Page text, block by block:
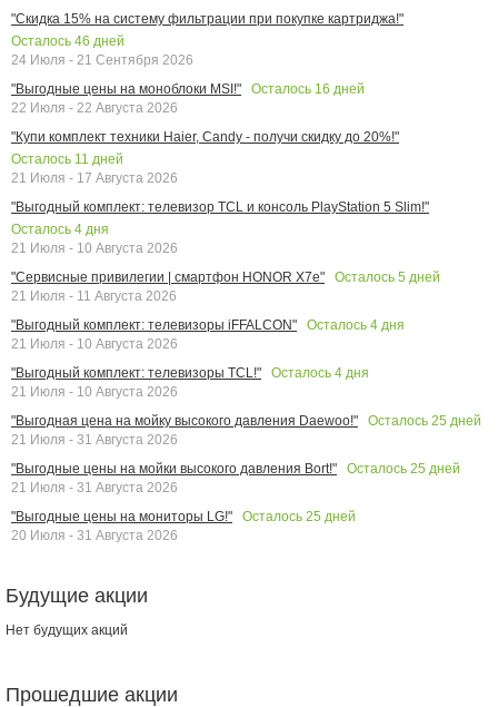
"Скидка 15% на систему фильтрации при покупке картриджа!"
Осталось 46 дней
24 Июля - 21 Сентября 2026
"Выгодные цены на моноблоки MSI!"
Осталось 16 дней
22 Июля - 22 Августа 2026
"Купи комплект техники Haier, Candy - получи скидку до 20%!"
Осталось 11 дней
21 Июля - 17 Августа 2026
"Выгодный комплект: телевизор TCL и консоль PlayStation 5 Slim!"
Осталось 4 дня
21 Июля - 10 Августа 2026
"Сервисные привилегии | смартфон HONOR X7e"
Осталось 5 дней
21 Июля - 11 Августа 2026
"Выгодный комплект: телевизоры iFFALCON"
Осталось 4 дня
21 Июля - 10 Августа 2026
"Выгодный комплект: телевизоры TCL!"
Осталось 4 дня
21 Июля - 10 Августа 2026
"Выгодная цена на мойку высокого давления Daewoo!"
Осталось 25 дней
21 Июля - 31 Августа 2026
"Выгодные цены на мойки высокого давления Bort!"
Осталось 25 дней
21 Июля - 31 Августа 2026
"Выгодные цены на мониторы LG!"
Осталось 25 дней
20 Июля - 31 Августа 2026
Будущие акции
Нет будущих акций
Прошедшие акции